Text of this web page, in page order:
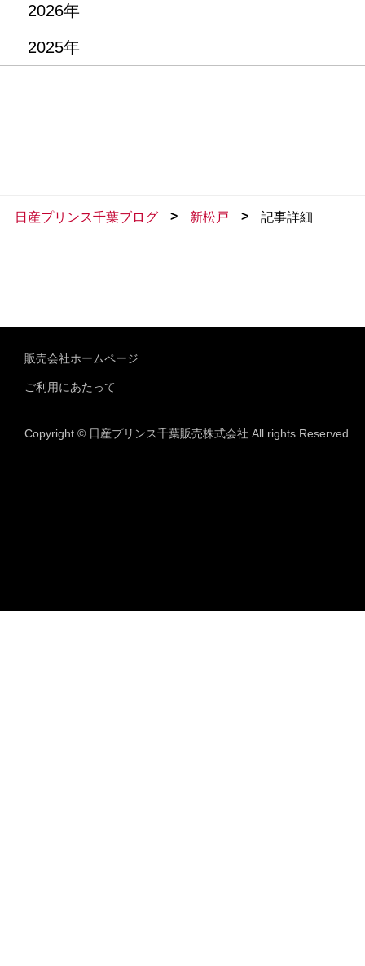
2026年
2025年
日産プリンス千葉ブログ > 新松戸 > 記事詳細
販売会社ホームページ
ご利用にあたって
Copyright © 日産プリンス千葉販売株式会社 All rights Reserved.